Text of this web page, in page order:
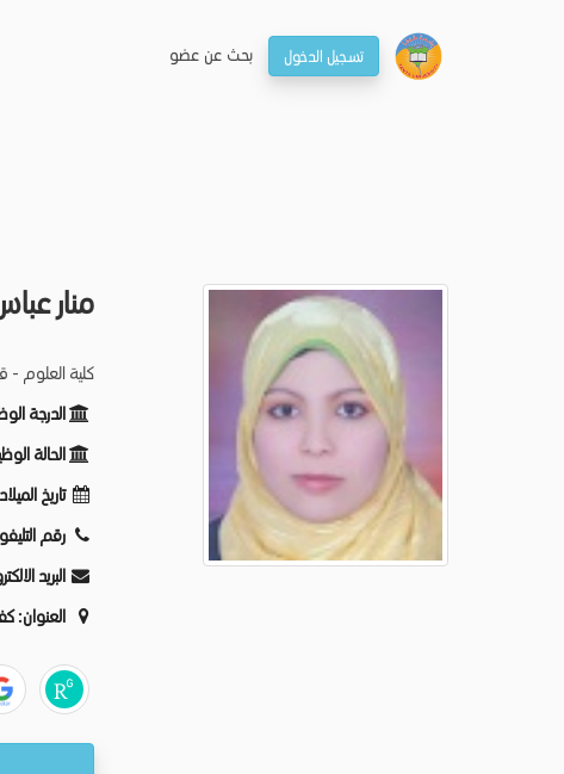
تسجيل الدخول بحـث عن عضو
منار
كلية العلوم -
الدرجة
الحالة
تاريخ
رقم
البريد
العنوان: